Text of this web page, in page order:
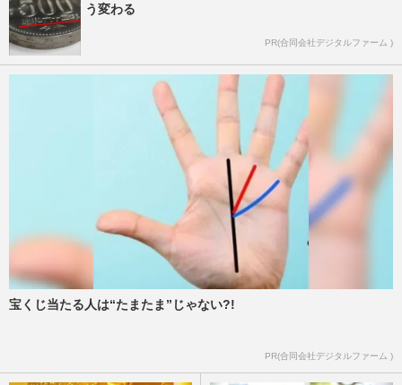
う変わる
PR(合同会社デジタルファーム )
宝くじ当たる人は“たまたま”じゃない?!
PR(合同会社デジタルファーム )